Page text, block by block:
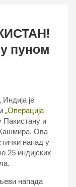
пуном
је
„Операција
Пакистану и
Ова
напад у
25 индијских
напада